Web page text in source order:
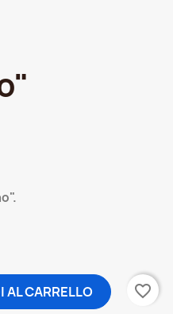
AL CARRELLO favorite_border